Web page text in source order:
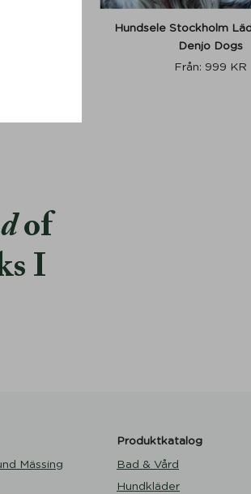
Hundsele Stockholm
Denjo Dogs
Från: 999 KR
of
I
Mässing
Produktkatalog
Bad & Vård
Hundkläder